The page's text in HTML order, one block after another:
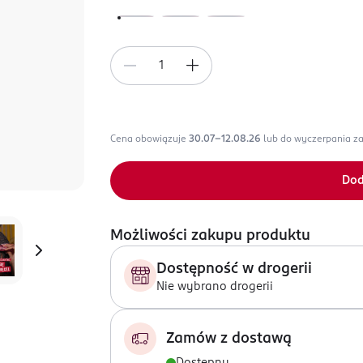
Cena obowiązuje 30.07-12.08.26 lub do wyczerpania
Możliwości zakupu produktu
Dostępność w drogerii
Nie wybrano drogerii
Zamów z dostawą